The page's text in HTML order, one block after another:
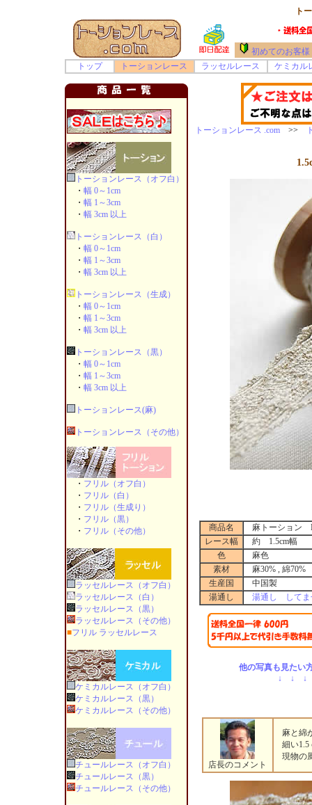
ト
初めてのお客様
トップ
トーションレース ラッセルレース ケミカル
トーションレース（オフ白）
・ 幅 0～1cm
・ 幅 1～3cm
・ 幅 3cm 以上
トーションレース（白）
・ 幅 0～1cm
・ 幅 1～3cm
・ 幅 3cm 以上
トーションレース（生成）
・ 幅 0～1cm
・ 幅 1～3cm
・ 幅 3cm 以上
トーションレース（黒）
・ 幅 0～1cm
・ 幅 1～3cm
・ 幅 3cm 以上
トーションレース(麻)
トーションレース（その他）
・ フリル（オフ白）
・ フリル（白）
・ フリル（生成り）
・ フリル（黒）
・ フリル（その他）
ラッセルレース（オフ白）
ラッセルレース（白）
ラッセルレース（黒）
ラッセルレース（その他）
■フリル ラッセルレース
ケミカルレース（オフ白）
ケミカルレース（黒）
ケミカルレース（その他）
チュールレース（オフ白）
チュールレース（黒）
チュールレース（その他）
トーションレース .com>>
商品名
麻トーション
レース幅
約 1.5cm幅
色
麻色
素材
麻30% , 綿70%
生産国
中国製
湯通し
湯通し してま
他の写真も見たい
↓ ↓ ↓
店長のコメント
麻と綿
細い1.5
現物の